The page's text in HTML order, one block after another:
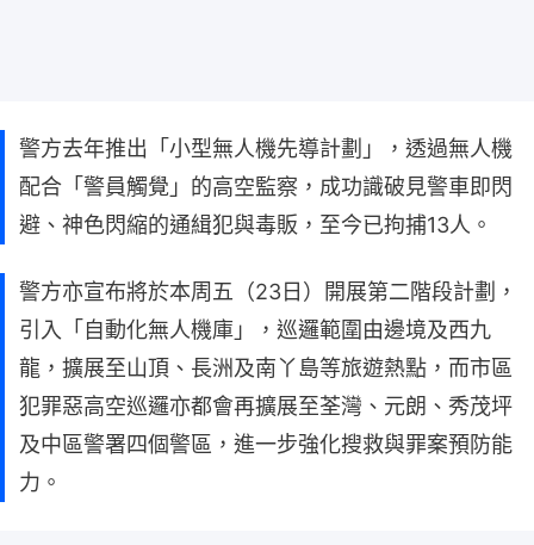
警方去年推出「小型無人機先導計劃」，透過無人機
配合「警員觸覺」的高空監察，成功識破見警車即閃
避、神色閃縮的通緝犯與毒販，至今已拘捕13人。
警方亦宣布將於本周五（23日）開展第二階段計劃，
引入「自動化無人機庫」，巡邏範圍由邊境及西九
龍，擴展至山頂、長洲及南丫島等旅遊熱點，而市區
犯罪惡高空巡邏亦都會再擴展至荃灣、元朗、秀茂坪
及中區警署四個警區，進一步強化搜救與罪案預防能
力。